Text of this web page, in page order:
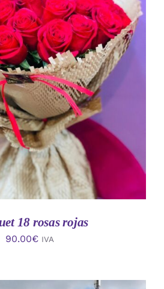
AL CARRITO
/
18 rosas rojas
90.00€ IVA